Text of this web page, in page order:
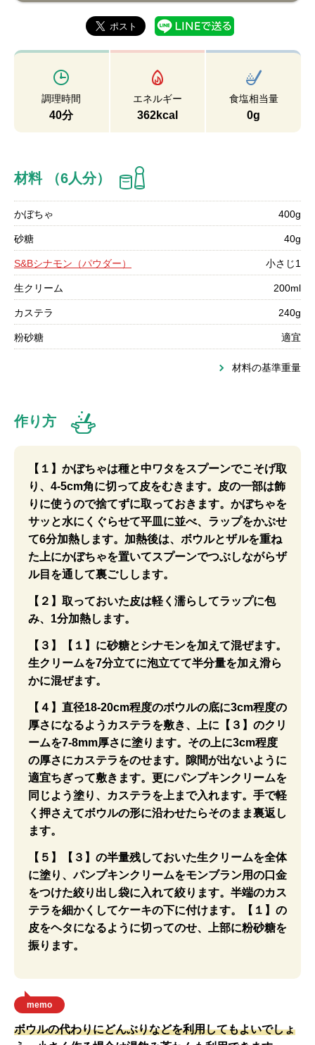
調理時間
40分
エネルギー
362kcal
食塩相当量
0g
材料 （6人分）
かぼちゃ 400g
砂糖 40g
S&Bシナモン（パウダー） 小さじ1
生クリーム 200ml
カステラ 240g
粉砂糖 適宜
材料の基準重量
作り方
【１】かぼちゃは種と中ワタをスプーンでこそげ取
り、4-5cm角に切って皮をむきます。皮の一部は飾
りに使うので捨てずに取っておきます。かぼちゃを
サッと水にくぐらせて平皿に並べ、ラップをかぶせ
て6分加熱します。加熱後は、ボウルとザルを重ね
た上にかぼちゃを置いてスプーンでつぶしながらザ
ル目を通して裏ごしします。
【２】取っておいた皮は軽く濡らしてラップに包
み、1分加熱します。
【３】【１】に砂糖とシナモンを加えて混ぜます。
生クリームを7分立てに泡立てて半分量を加え滑ら
かに混ぜます。
【４】直径18-20cm程度のボウルの底に3cm程度の
厚さになるようカステラを敷き、上に【３】のクリ
ームを7-8mm厚さに塗ります。その上に3cm程度
の厚さにカステラをのせます。隙間が出ないように
適宜ちぎって敷きます。更にパンプキンクリームを
同じよう塗り、カステラを上まで入れます。手で軽
く押さえてボウルの形に沿わせたらそのまま裏返し
ます。
【５】【３】の半量残しておいた生クリームを全体
に塗り、パンプキンクリームをモンブラン用の口金
をつけた絞り出し袋に入れて絞ります。半端のカス
テラを細かくしてケーキの下に付けます。【１】の
皮をヘタになるように切ってのせ、上部に粉砂糖を
振ります。
memo
ボウルの代わりにどんぶりなどを利用してもよいでしょ